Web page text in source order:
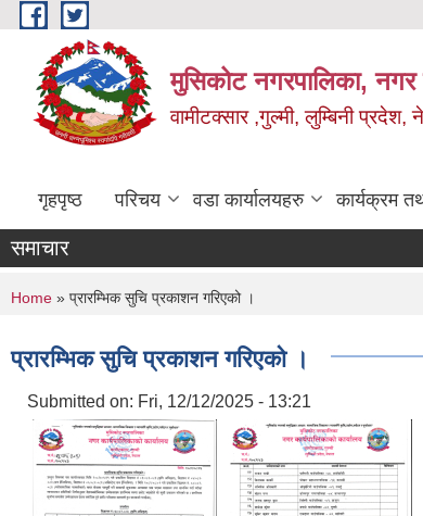
Skip to main content
मुसिकोट नगरपालिका, नगर
वामीटक्सार ,गुल्मी, लुम्बिनी प्रदेश,
गृहपृष्ठ परिचय वडा कार्यालयहरु कार्यक्रम
समाचार
You are here
Home » प्रारम्भिक सुचि प्रकाशन गरिएको ।
प्रारम्भिक सुचि प्रकाशन गरिएको ।
Submitted on: Fri, 12/12/2025 - 13:21